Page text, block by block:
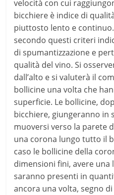
velocità con cui
bicchiere è indice di
piuttosto lento e
secondo questi criteri
di spumantizzazione e
qualità del vino. Si
dall’alto e si valuterà il
bollicine una volta che
superficie. Le bollicine,
bicchiere, giungeranno in
muoversi verso la parete
una corona lungo tutto il
caso le bollicine della
dimensioni fini, avere una
saranno presenti in
ancora una volta, segno